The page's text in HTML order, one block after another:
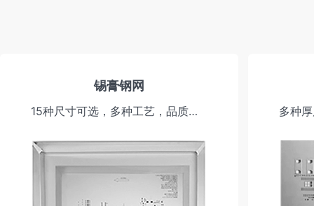
锡膏钢网
15种尺寸可选，多种工艺，品质可靠